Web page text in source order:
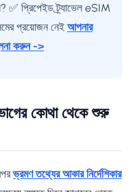
✅ প্রিপেইড ট্র্যাভেল eSIM
প্রয়োজন নেই আপনার
করুন ->
কোথা থেকে শুরু
ভ্রমণ তথ্যের আকার নির্দেশিকার